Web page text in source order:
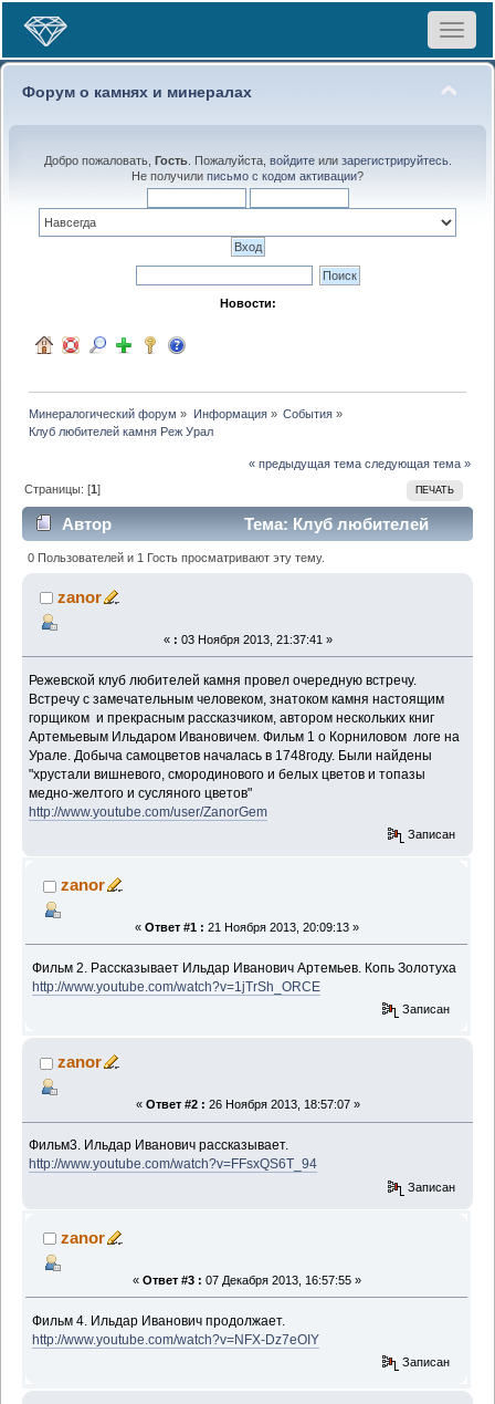
Toggle
Форум о камнях и минералах
Добро пожаловать, Гость. Пожалуйста, войдитеили зарегистрируйтесь.
Не получили письмо с кодом активации?
Новости:
Минералогический форум » Информация» События»
Клуб любителей камня Реж Урал
« предыдущая тема следующая тема »
ПЕЧАТЬ
Страницы: [1]
Автор
Тема: Клуб любителей
камня Реж Урал (Прочитано 3886 раз)
0 Пользователей и 1 Гость просматривают эту тему.
zanor
« : 03 Ноября 2013, 21:37:41 »
Режевской клуб любителей камня провел очередную встречу.
Встречу с замечательным человеком, знатоком камня настоящим
горщиком и прекрасным рассказчиком, автором нескольких книг
Артемьевым Ильдаром Ивановичем. Фильм 1 о Корниловом логе на
Урале. Добыча самоцветов началась в 1748году. Были найдены
"хрустали вишневого, смородинового и белых цветов и топазы
медно-желтого и сусляного цветов"
http://www.youtube.com/user/ZanorGem
Записан
zanor
« Ответ #1 : 21 Ноября 2013, 20:09:13 »
Фильм 2. Рассказывает Ильдар Иванович Артемьев. Копь Золотуха
http://www.youtube.com/watch?v=1jTrSh_ORCE
Записан
zanor
« Ответ #2 : 26 Ноября 2013, 18:57:07 »
Фильм3. Ильдар Иванович рассказывает.
http://www.youtube.com/watch?v=FFsxQS6T_94
Записан
zanor
« Ответ #3 : 07 Декабря 2013, 16:57:55 »
Фильм 4. Ильдар Иванович продолжает.
http://www.youtube.com/watch?v=NFX-Dz7eOIY
Записан